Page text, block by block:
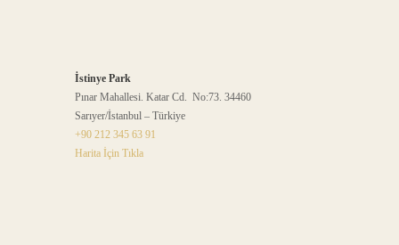
İstinye Park
Pınar Mahallesi. Katar Cd. No:73. 34460
Sarıyer/İstanbul – Türkiye
+90 212 345 63 91
Harita İçin Tıkla